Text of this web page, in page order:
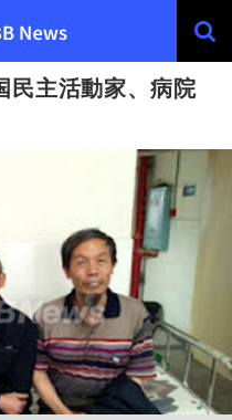
民主活動家、病院